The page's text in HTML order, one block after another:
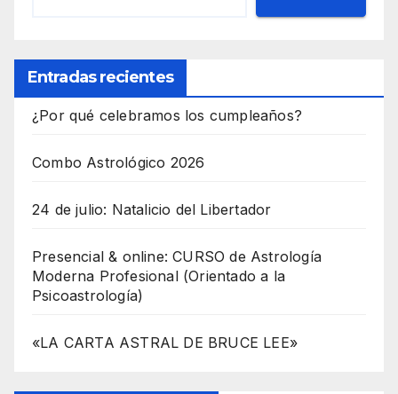
Entradas recientes
¿Por qué celebramos los cumpleaños?
Combo Astrológico 2026
24 de julio: Natalicio del Libertador
Presencial & online: CURSO de Astrología
Moderna Profesional (Orientado a la
Psicoastrología)
«LA CARTA ASTRAL DE BRUCE LEE»